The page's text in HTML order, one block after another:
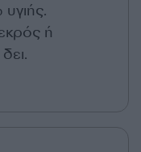
υγιής.
ή